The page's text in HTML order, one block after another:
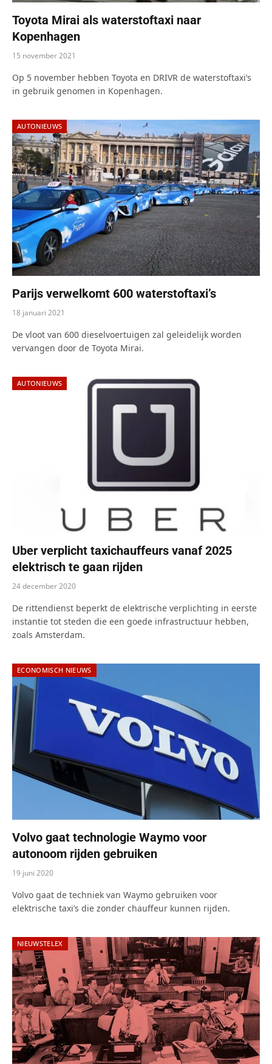
Toyota Mirai als waterstoftaxi naar
Kopenhagen
15 november 2021
Op 5 november hebben Toyota en DRIVR de waterstoftaxi’s
in gebruik genomen in Kopenhagen.
AUTONIEUWS
Parijs verwelkomt 600 waterstoftaxi’s
18 januari 2021
De vloot van 600 dieselvoertuigen zal geleidelijk worden
vervangen door de Toyota Mirai.
AUTONIEUWS
Uber verplicht taxichauffeurs vanaf 2025
elektrisch te gaan rijden
24 december 2020
De rittendienst beperkt de elektrische verplichting in eerste
instantie tot steden die een goede infrastructuur hebben,
zoals Amsterdam.
ECONOMISCH NIEUWS
Volvo gaat technologie Waymo voor
autonoom rijden gebruiken
19 juni 2020
Volvo gaat de techniek van Waymo gebruiken voor
elektrische taxi’s die zonder chauffeur kunnen rijden.
NIEUWSTELEX